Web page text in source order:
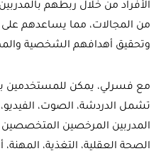
الأفراد من خلال ربطهم
من المجالات، مما يساعدهم على
وتحقيق أهدافهم الشخصية
مع فسرلي، يمكن للمستخدمين
تشمل الدردشة، الصوت،
المدربين المرخصين المتخصصين
الصحة العقلية، التغذية، المهنة،